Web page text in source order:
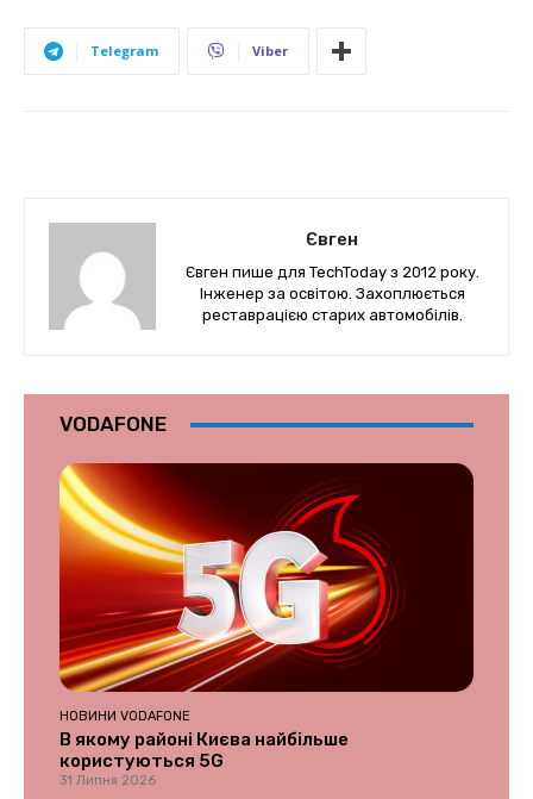
Telegram Viber
Євген
Євген пише для TechToday з 2012 року.
Інженер за освітою. Захоплюється
реставрацією старих автомобілів.
VODAFONE
НОВИНИ VODAFONE
В якому районі Києва найбільше
користуються 5G
31 Липня 2026